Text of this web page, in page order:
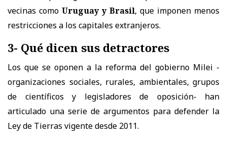
vecinas como Uruguay y Brasil, que imponen menos
restricciones a los capitales extranjeros.
3- Qué dicen sus detractores
Los que se oponen a la reforma del gobierno Milei -
organizaciones sociales, rurales, ambientales, grupos
de científicos y legisladores de oposición- han
articulado una serie de argumentos para defender la
Ley de Tierras vigente desde 2011.